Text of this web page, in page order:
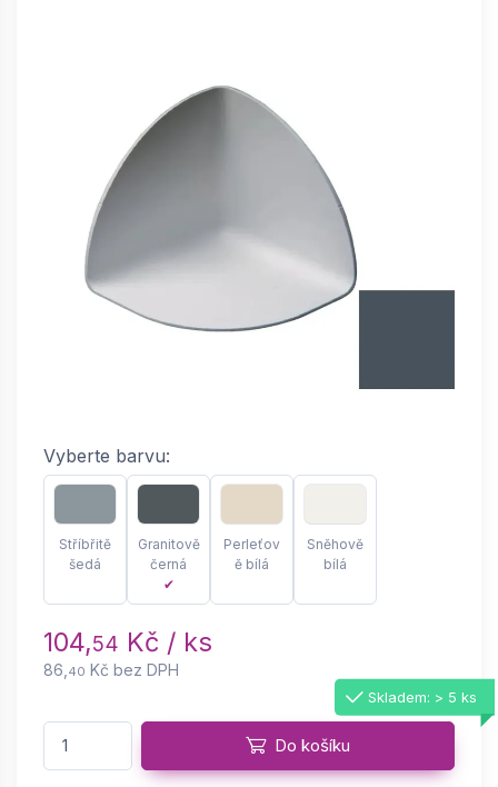
Vyberte barvu:
Stříbřitě
šedá
Granitově
černá
✔
Perleťov
ě bílá
Sněhově
bílá
104,54 Kč / ks
86, 40 Kč bez DPH
Skladem: > 5 ks
Do košíku